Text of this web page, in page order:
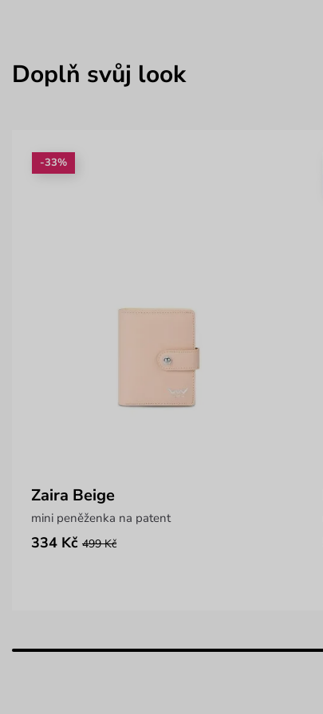
Doplň svůj look
-33%
Zaira Beige
mini peněženka na patent
334 Kč 499 Kč